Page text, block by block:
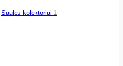
Saulės kolektoriai 1